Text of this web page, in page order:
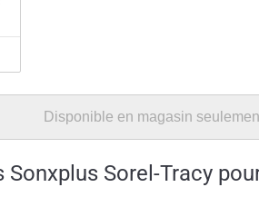
Disponible en magasin
Sonxplus Sorel-Tracy